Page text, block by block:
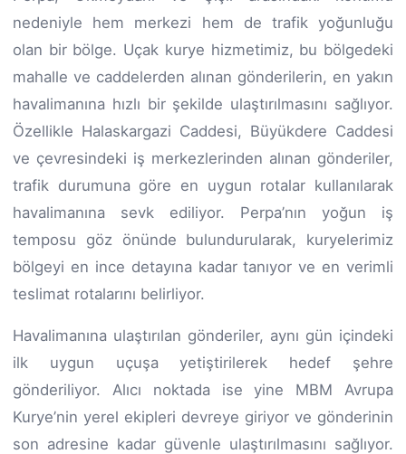
nedeniyle hem merkezi hem de trafik yoğunluğu
olan bir bölge. Uçak kurye hizmetimiz, bu bölgedeki
mahalle ve caddelerden alınan gönderilerin, en yakın
havalimanına hızlı bir şekilde ulaştırılmasını sağlıyor.
Özellikle Halaskargazi Caddesi, Büyükdere Caddesi
ve çevresindeki iş merkezlerinden alınan gönderiler,
trafik durumuna göre en uygun rotalar kullanılarak
havalimanına sevk ediliyor. Perpa’nın yoğun iş
temposu göz önünde bulundurularak, kuryelerimiz
bölgeyi en ince detayına kadar tanıyor ve en verimli
teslimat rotalarını belirliyor.
Havalimanına ulaştırılan gönderiler, aynı gün içindeki
ilk uygun uçuşa yetiştirilerek hedef şehre
gönderiliyor. Alıcı noktada ise yine MBM Avrupa
Kurye’nin yerel ekipleri devreye giriyor ve gönderinin
son adresine kadar güvenle ulaştırılmasını sağlıyor.